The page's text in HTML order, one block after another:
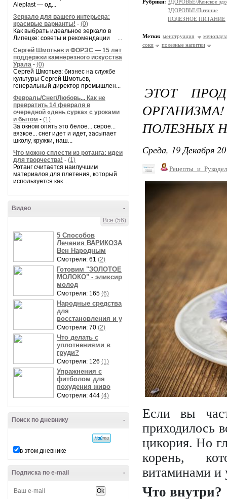
Aleplast — од...
Зеркало для вашего интерьера:
красивые варианты! - (0)
Как выбрать идеальное зеркало в
Липецке: советы и рекомендации ...
Сергей Шмотьев и ФОРЭС — 15 лет
поддержки камнерезного искусства
Урала - (0)
Сергей Шмотьев: бизнес на службе
культуры Сергей Шмотьев,
генеральный директор промышлен...
Февраль/Снег/Любовь... Как не
превратить 14 февраля в
очередной «день сурка» с уроками
и бытом - (1)
За окном опять это белое... серое...
вязкое... снег идет и идет, засыпает
школу, кружки, наш...
Что можно сплести из ротанга: идеи
для творчества! - (1)
Ротанг считается наилучшим
материалов для плетения, который
используется как ...
-
Видео
Все (56)
5 Способов
Лечения ВАРИКОЗА
Вен Народным
Смотрели: 61 (2)
Готовим "ЗОЛОТОЕ
МОЛОКО" - эликсир
молод
Смотрели: 165 (6)
Народные средства
для
восстановления и у
Смотрели: 70 (2)
Что делать с
уплотнениями в
груди?
Смотрели: 126 (1)
Упражнения с
фитболом для
похудения живо
Смотрели: 444 (4)
-
Поиск по дневнику
в этом дневнике
-
Подписка по e-mail
Рубрики: ЗДОРОВЬЕ/Женское
ЗДОРОВЬЕ/Питание
ПОЛЕЗНОЕ ПИТАНИЕ
Метки: менструация
соки
полезные напитки
ЭТОТ
ПОЛЕЗНЫХ
Среда, 19 Декабря
Если вы
приходилось
цикория. Но
корень,
витаминами и
Что внутри?